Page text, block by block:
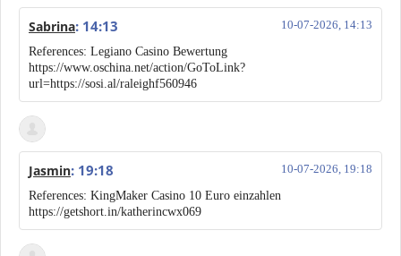
Sabrina 10-07-2026, 14:13
: 14:13
References: Legiano Casino Bewertung
https://www.oschina.net/action/GoToLink?
url=https://sosi.al/raleighf560946
Jasmin 10-07-2026, 19:18
: 19:18
References: KingMaker Casino 10 Euro einzahlen
https://getshort.in/katherincwx069